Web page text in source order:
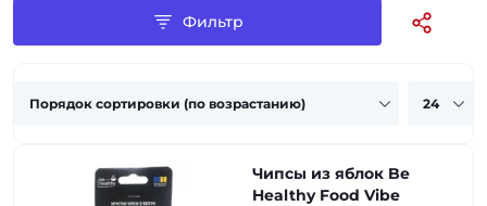
Фильтр
Чипсы из яблок Be
Healthy Food Vibe